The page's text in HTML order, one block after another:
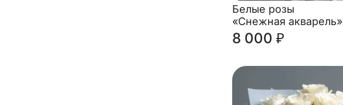
Белые розы
«Снежная акварель»
8 000 ₽